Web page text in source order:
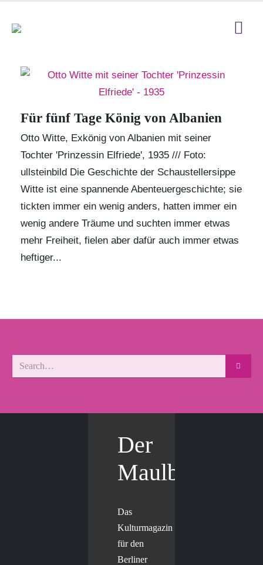
Für fünf Tage König von Albanien
Otto Witte, Exkönig von Albanien mit seiner
Tochter 'Prinzessin Elfriede', 1935 /// Foto:
ullsteinbild Die Geschichte der Schaustellersippe
Witte ist eine spannende Abenteuergeschichte; sie
tickten immer ein wenig anders, hatten immer ein
wenig andere Träume und suchten immer etwas
mehr Freiheit, fielen aber dafür auch immer etwas
heftiger...
Der
Maulbär
Das
Kulturmagazin
für den
Berliner